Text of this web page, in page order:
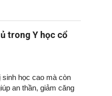
trong Y học cổ
sinh học cao mà còn
an thần, giảm căng